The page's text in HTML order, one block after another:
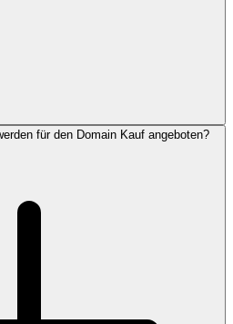
für den Domain Kauf angeboten?